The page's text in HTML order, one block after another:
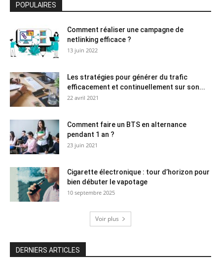
POPULAIRES
Comment réaliser une campagne de
netlinking efficace ?
13 juin 2022
Les stratégies pour générer du trafic
efficacement et continuellement sur son...
22 avril 2021
Comment faire un BTS en alternance
pendant 1 an ?
23 juin 2021
Cigarette électronique : tour d’horizon pour
bien débuter le vapotage
10 septembre 2025
Voir plus
DERNIERS ARTICLES